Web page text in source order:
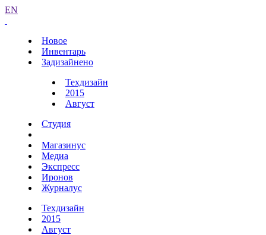
EN
Новое
Инвентарь
Задизайнено
Техдизайн
2015
Август
Студия
Магазинус
Медиа
Экспресс
Иронов
Журналус
Техдизайн
2015
Август